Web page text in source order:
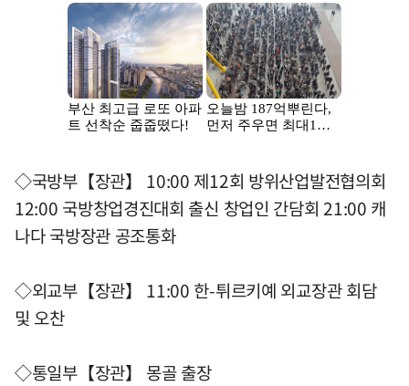
◇국방부【장관】 10:00 제12회 방위산업발전협의회
12:00 국방창업경진대회 출신 창업인 간담회 21:00 캐
나다 국방장관 공조통화
◇외교부【장관】 11:00 한-튀르키예 외교장관 회담
및 오찬
◇통일부【장관】 몽골 출장